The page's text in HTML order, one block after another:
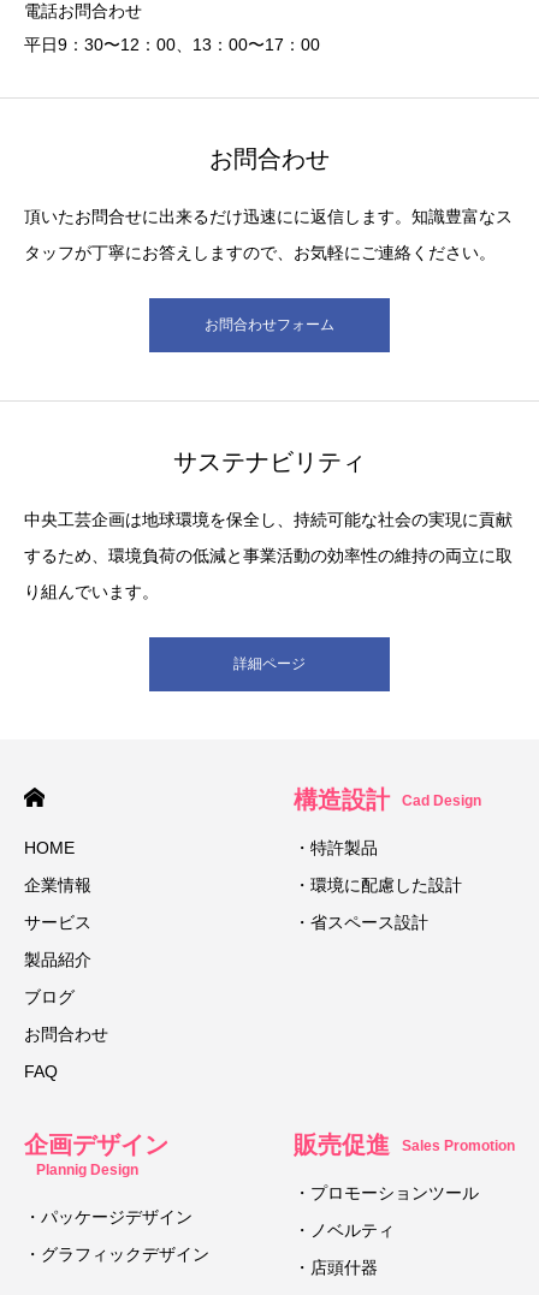
電話お問合わせ
平日9：30〜12：00、13：00〜17：00
お問合わせ
頂いたお問合せに出来るだけ迅速にに返信します。知識豊富なス
タッフが丁寧にお答えしますので、お気軽にご連絡ください。
お問合わせフォーム
サステナビリティ
中央工芸企画は地球環境を保全し、持続可能な社会の実現に貢献
するため、環境負荷の低減と事業活動の効率性の維持の両立に取
り組んでいます。
詳細ページ
HOME
企業情報
サービス
製品紹介
ブログ
お問合わせ
FAQ
構造設計 Cad Design
・特許製品
・環境に配慮した設計
・省スペース設計
企画デザイン
Plannig Design
・パッケージデザイン
・グラフィックデザイン
販売促進 Sales Promotion
・プロモーションツール
・ノベルティ
・店頭什器